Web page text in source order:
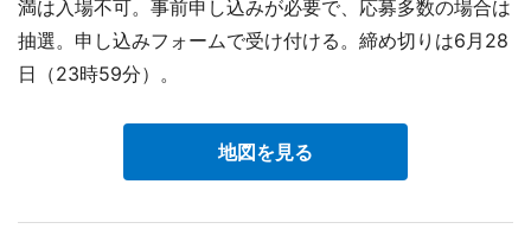
満は入場不可。事前申し込みが必要で、応募多数の場合は
抽選。申し込みフォームで受け付ける。締め切りは6月28
日（23時59分）。
地図を見る